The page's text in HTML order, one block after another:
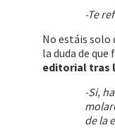
-Te
No estáis solo
la duda de
editorial tras
-Si,
de la